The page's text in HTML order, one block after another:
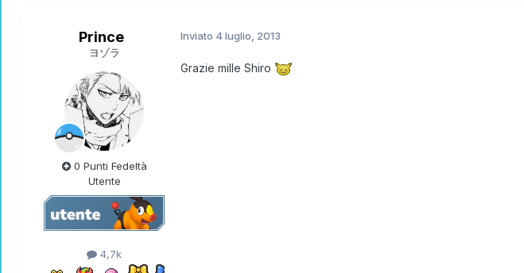
Prince
ヨゾラ
0 Punti Fedeltà
Utente
4,7k
Inviato 4 luglio, 2013
Grazie mille Shiro